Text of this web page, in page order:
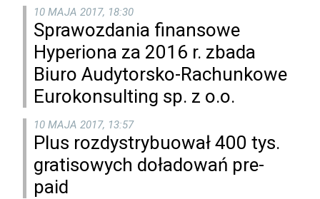
10 MAJA 2017, 18:30
Sprawozdania finansowe
Hyperiona za 2016 r. zbada
Biuro Audytorsko-Rachunkowe
Eurokonsulting sp. z o.o.
10 MAJA 2017, 13:57
Plus rozdystrybuował 400 tys.
gratisowych doładowań pre-
paid